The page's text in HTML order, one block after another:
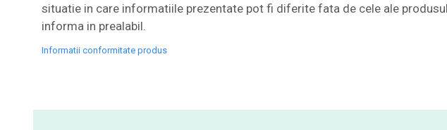
situatie in care informatiile prezentate pot fi diferite fata de cele ale
informa in prealabil.
Informatii conformitate produs